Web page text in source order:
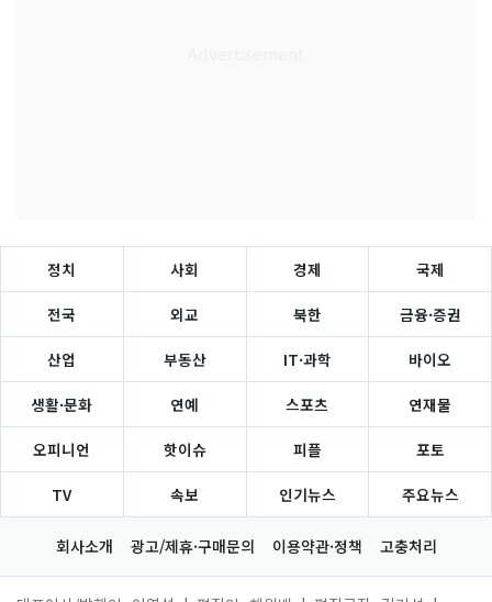
정치 사회 경제 국제
전국 외교 북한 금융·증권
산업 부동산 IT·과학 바이오
생활·문화 연예 스포츠 연재물
오피니언 핫이슈 피플 포토
TV 속보 인기뉴스 주요뉴스
회사소개 광고/제휴·구매문의 이용약관·정책 고충처리